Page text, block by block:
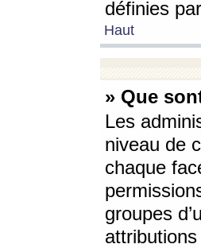
définies
Haut
» Que
Les
niveau de
chaque
groupes